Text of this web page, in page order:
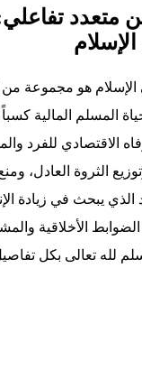
من متعدد
الإسلام هو مجموعة من
المسلم المالية كسباً
الاقتصادي للفرد
الثروة العادل،
الذي يبحث في زيادة
الأخلاقية
لله تعالى بكل